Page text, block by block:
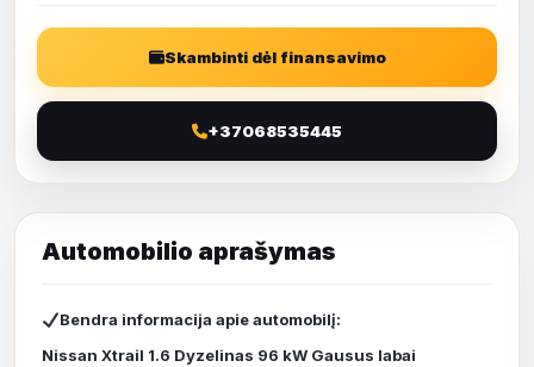
Skambinti dėl finansavimo
+37068535445
Bendra informacija apie automobilį:
Nissan Xtrail 1.6 Dyzelinas 96 kW Gausus labai